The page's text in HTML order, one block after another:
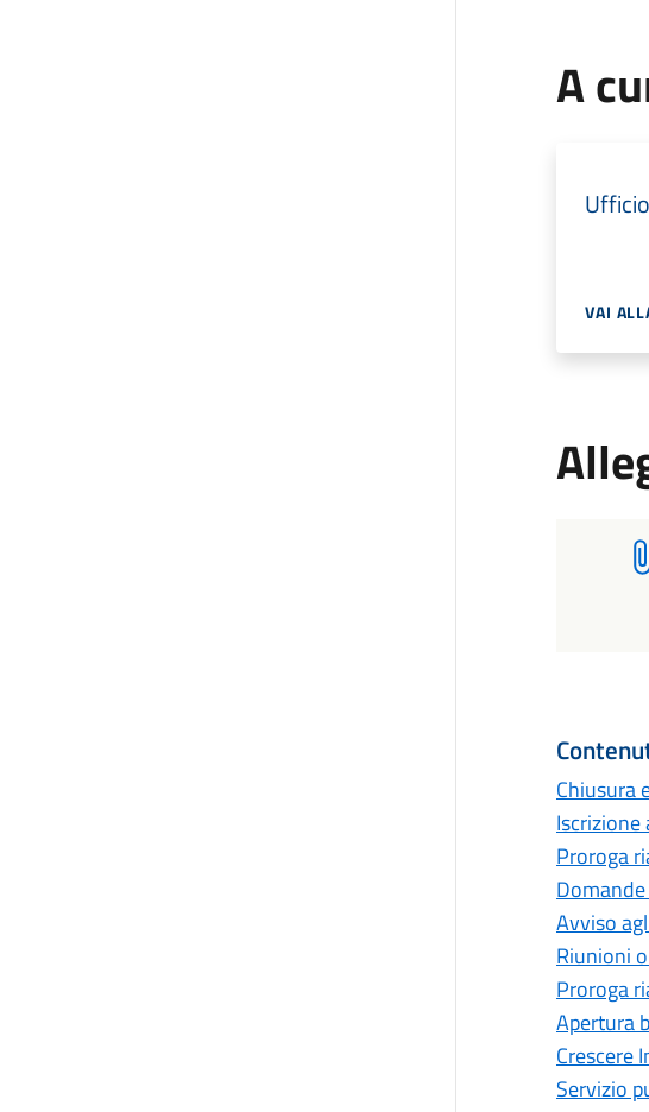
A
VAI
Chiusura
Proroga
Avviso
Riunioni
Proroga
Apertura
Crescere
Servizio